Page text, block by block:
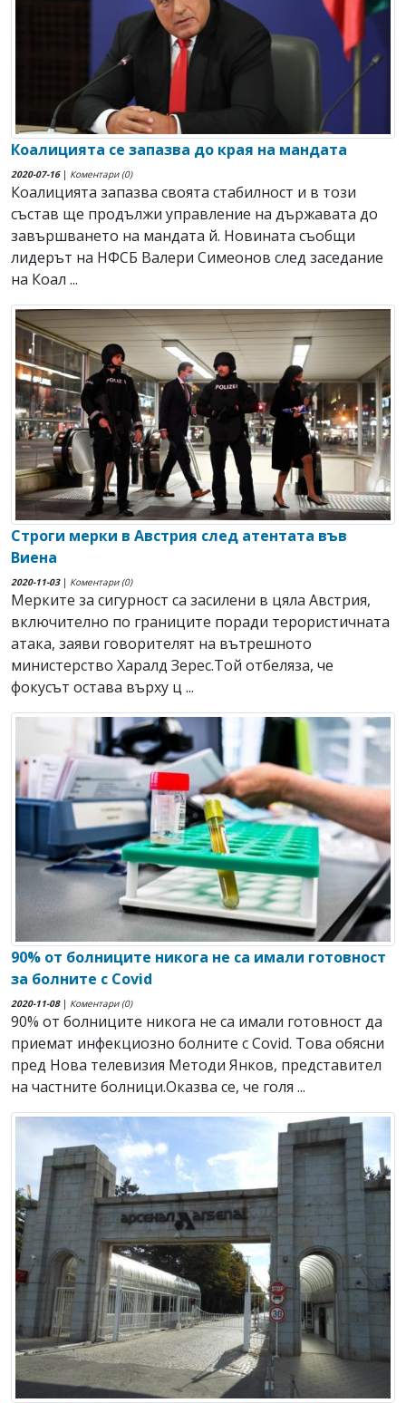
Коалицията се запазва до края на мандата
2020-07-16| Коментари (0)
Коалицията запазва своята стабилност и в този
състав ще продължи управление на държавата до
завършването на мандата й. Новината съобщи
лидерът на НФСБ Валери Симеонов след заседание
на Коал ...
Строги мерки в Австрия след атентата във
Виена
2020-11-03| Коментари (0)
Мерките за сигурност са засилени в цяла Австрия,
включително по границите поради терористичната
атака, заяви говорителят на вътрешното
министерство Харалд Зерес.Той отбеляза, че
фокусът остава върху ц ...
90% от болниците никога не са имали готовност
за болните с Covid
2020-11-08| Коментари (0)
90% от болниците никога не са имали готовност да
приемат инфекциозно болните с Covid. Това обясни
пред Нова телевизия Методи Янков, представител
на частните болници.Оказва се, че голя ...